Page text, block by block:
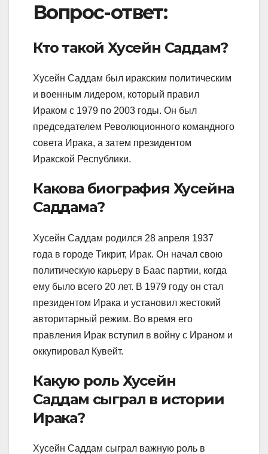
Вопрос-ответ:
Кто такой Хусейн Саддам?
Хусейн Саддам был иракским политическим
и военным лидером, который правил
Ираком с 1979 по 2003 годы. Он был
председателем Революционного командного
совета Ирака, а затем президентом
Иракской Республики.
Какова биография Хусейна
Саддама?
Хусейн Саддам родился 28 апреля 1937
года в городе Тикрит, Ирак. Он начал свою
политическую карьеру в Баас партии, когда
ему было всего 20 лет. В 1979 году он стал
президентом Ирака и установил жестокий
авторитарный режим. Во время его
правления Ирак вступил в войну с Ираном и
оккупировал Кувейт.
Какую роль Хусейн
Саддам сыграл в истории
Ирака?
Хусейн Саддам сыграл важную роль в